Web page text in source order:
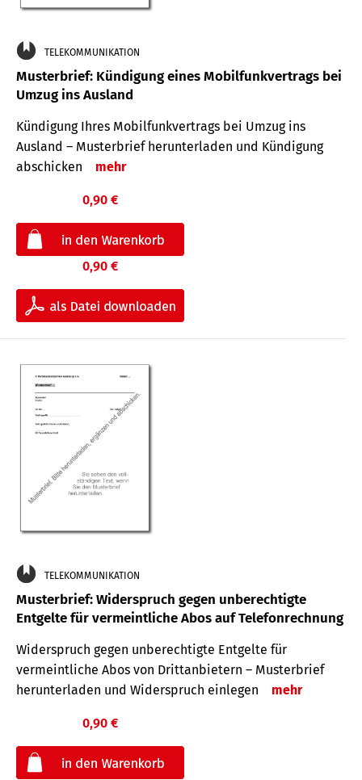
TELEKOMMUNIKATION
Musterbrief: Kündigung eines Mobilfunkvertrags bei
Umzug ins Ausland
Kündigung Ihres Mobilfunkvertrags bei Umzug ins
Ausland – Musterbrief herunterladen und Kündigung
abschicken
mehr
0,90 €
0,90 €
TELEKOMMUNIKATION
Musterbrief: Widerspruch gegen unberechtigte
Entgelte für vermeintliche Abos auf Telefonrechnung
Widerspruch gegen unberechtigte Entgelte für
vermeintliche Abos von Drittanbietern – Musterbrief
herunterladen und Widerspruch einlegen
mehr
0,90 €